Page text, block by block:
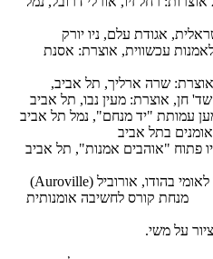
לאמנות עכשווית, אוצרת: אסנת
Auroville
)
מנחת קורס לחשיבה אומנותית
על משי.